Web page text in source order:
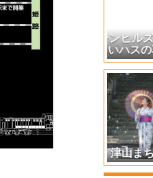
山本由
ねて
津山ま